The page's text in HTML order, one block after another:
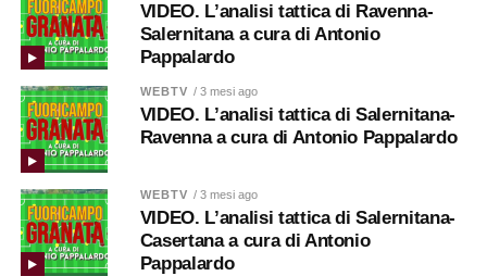
VIDEO. L’analisi tattica di Ravenna-
Salernitana a cura di Antonio
Pappalardo
WEBTV / 3 mesi ago
VIDEO. L’analisi tattica di Salernitana-
Ravenna a cura di Antonio Pappalardo
WEBTV / 3 mesi ago
VIDEO. L’analisi tattica di Salernitana-
Casertana a cura di Antonio
Pappalardo